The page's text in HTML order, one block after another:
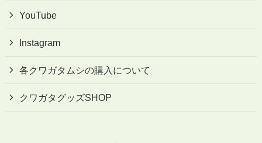
YouTube
Instagram
各クワガタムシの購入について
クワガタグッズSHOP